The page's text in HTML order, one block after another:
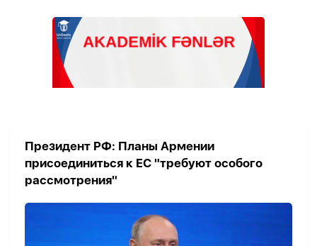
Президент РФ: Планы Армении
присоединиться к ЕС "требуют особого
рассмотрения"